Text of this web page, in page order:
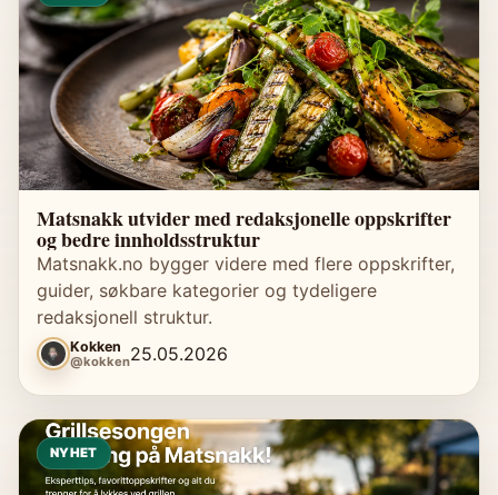
Matsnakk utvider med redaksjonelle oppskrifter
og bedre innholdsstruktur
Matsnakk.no bygger videre med flere oppskrifter,
guider, søkbare kategorier og tydeligere
redaksjonell struktur.
Kokken
@kokken25.05.2026
NYHET